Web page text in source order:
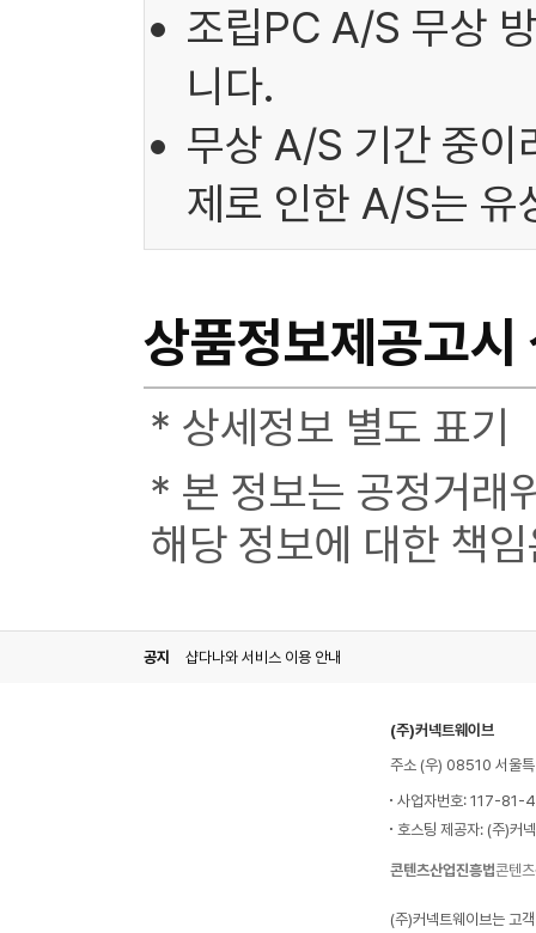
조립PC A/S 무상
니다.
무상 A/S 기간 중이
제로 인한 A/S는 유
상품정보제공고시
* 상세정보 별도 표기
* 본 정보는 공정거래
해당 정보에 대한 책
공지 샵다나와 서비스 이용 안내
(주)커넥트웨이브
주소 (우) 08510 서울
사업자번호: 117-81-
호스팅 제공자: (주)커
콘텐츠산업진흥법콘텐
(주)커넥트웨이브는 고